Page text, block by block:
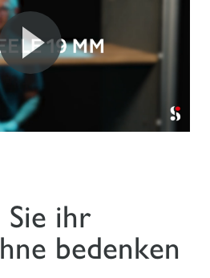
Sie ihr
bedenken